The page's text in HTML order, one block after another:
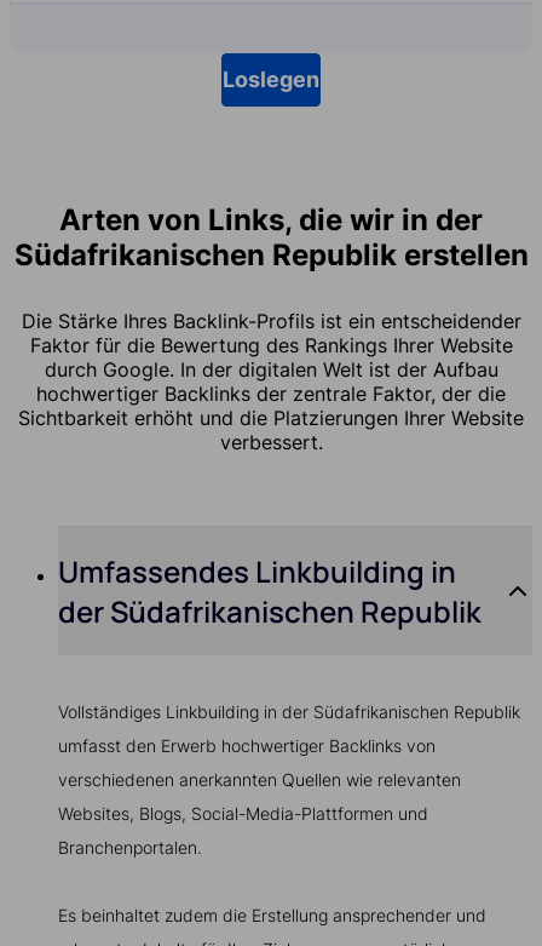
Loslegen
Arten von Links, die wir in der
Südafrikanischen Republik erstellen
Die Stärke Ihres Backlink-Profils ist ein entscheidender
Faktor für die Bewertung des Rankings Ihrer Website
durch Google. In der digitalen Welt ist der Aufbau
hochwertiger Backlinks der zentrale Faktor, der die
Sichtbarkeit erhöht und die Platzierungen Ihrer Website
verbessert.
Umfassendes Linkbuilding in
der Südafrikanischen Republik
Vollständiges Linkbuilding in der Südafrikanischen Republik
umfasst den Erwerb hochwertiger Backlinks von
verschiedenen anerkannten Quellen wie relevanten
Websites, Blogs, Social-Media-Plattformen und
Branchenportalen.
Es beinhaltet zudem die Erstellung ansprechender und